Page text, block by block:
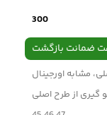
300
مشابه اورجینال
گیری از طرح اصلی